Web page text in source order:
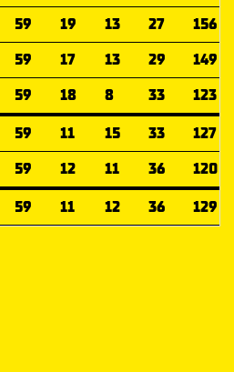
59 19 13 27
156
59 17 13 29
149
59 18 8 33
123
59 11 15 33
127
59 12 11 36
120
59 11 12 36 129